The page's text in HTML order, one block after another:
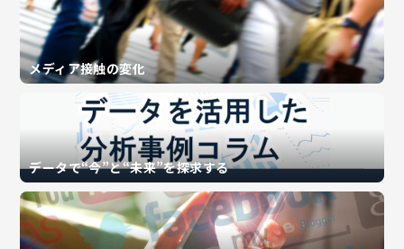
メディア接触の変化
データで“今”と“未来”を探求する